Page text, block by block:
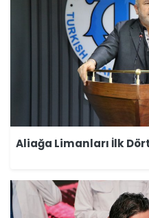
Aliağa Limanları İlk